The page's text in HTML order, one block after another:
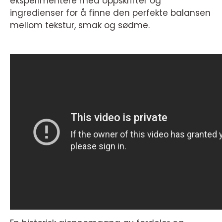
ingredienser for å finne den perfekte balansen
mellom tekstur, smak og sødme.